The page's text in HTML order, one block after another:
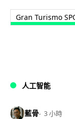
Gran Turismo
人工智能
藍骨 3 小時